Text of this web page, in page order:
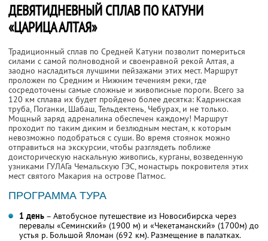
ДЕВЯТИДНЕВНЫЙ СПЛАВ ПО КАТУНИ
«ЦАРИЦА АЛТАЯ»
Традиционный сплав по Средней Катуни позволит помериться
силами с самой полноводной и своенравной рекой Алтая, а
заодно насладиться лучшими пейзажами этих мест. Маршрут
проложен по Средним и Нижним течениям реки, где
сосредоточены самые сложные и живописные пороги. Всего за
120 км сплава их будет пройдено более десятка: Кадринская
труба, Поганки, Шабаш, Тельдектень, Чебурах, и не только.
Мощный заряд адреналина обеспечен каждому! Маршрут
проходит по таким диким и безлюдным местам, к которым
невозможно подобраться с суши. Во время стоянок можно
отправиться на экскурсии, чтобы разглядеть поближе
доисторическую наскальную живопись, курганы, возведенную
узниками ГУЛАГа Чемальскую ГЭС, монастырь покровителя этих
мест святого Макария на острове Патмос.
ПРОГРАММА ТУРА
1 день – Автобусное путешествие из Новосибирска через
перевалы «Семинский» (1900 м) и «Чекетаманский» (1700м) до
устья р. Большой Яломан (692 км). Размещение в палатках.